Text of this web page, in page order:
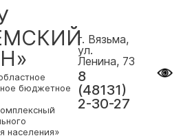
бюджетное
населения»
г. Вязьма,
ул.
Ленина, 73
8
(48131)
2-30-27